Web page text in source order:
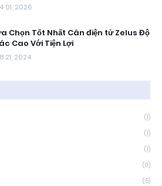
01, 2026
Chọn Tốt Nhất Cân điện tử Zelus Độ
Cao Với Tiện Lợi
21, 2024
(1)
(1)
(1)
(9)
(5)